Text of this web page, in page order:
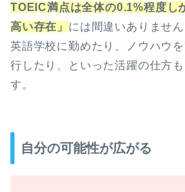
TOEIC満点は全体の0.1%程度し
高い存在」 には間違いありませ
英語学校に勤めたり、ノウハウ
行したり、といった活躍の仕方
す。
自分の可能性が広がる